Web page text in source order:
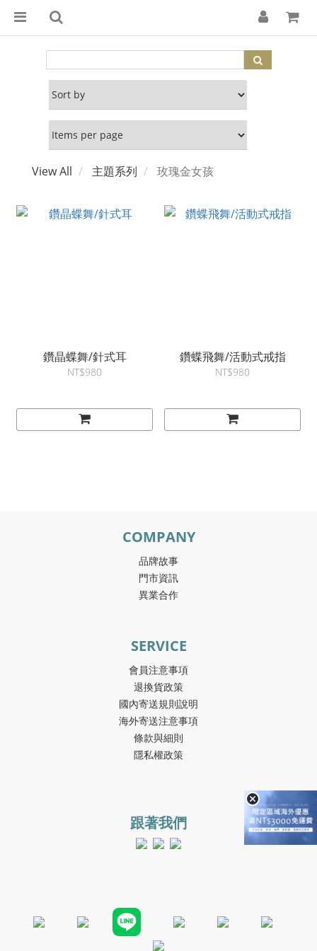
View All 主題系列 玫瑰金女孩
鑽晶蝶舞/針式耳
NT$980
鑽蝶飛舞/活動式戒指
NT$980
COMPANY
品牌故事
門市資訊
異業合作
SERVICE
會員注意事項
退換貨政策
國內寄送規則說明
海外寄送注意事項
條款與細則
隱私權政策
跟著我們